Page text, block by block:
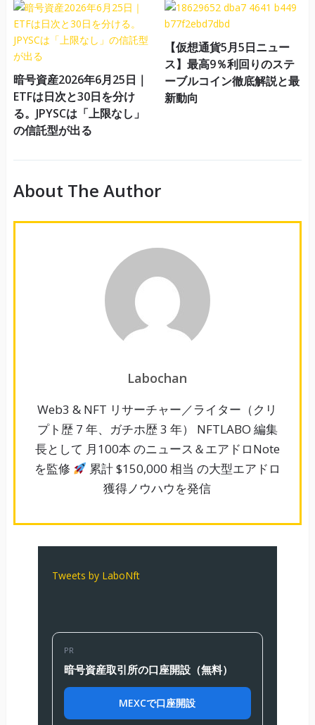
暗号資産2026年6月25日｜
ETFは日次と30日を分け
る。JPYSCは「上限なし」
の信託型が出る
【仮想通貨5月5日ニュー
ス】最高9％利回りのステ
ーブルコイン徹底解説と最
新動向
About The Author
Labochan
Web3 & NFT リサーチャー／ライター（クリ
プト歴 7 年、ガチホ歴 3 年） NFTLABO 編集
長として 月100本 のニュース＆エアドロNote
を監修
累計 $150,000 相当 の大型エアドロ
獲得ノウハウを発信
Tweets by LaboNft
PR
暗号資産取引所の口座開設（無料）
MEXCで口座開設